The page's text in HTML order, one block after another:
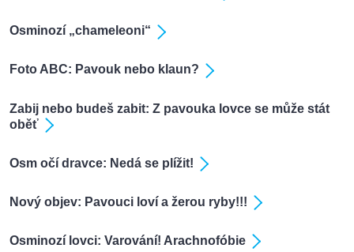
Osminozí „chameleoni“
Foto ABC: Pavouk nebo klaun?
Zabij nebo budeš zabit: Z pavouka lovce se může stát
oběť
Osm očí dravce: Nedá se plížit!
Nový objev: Pavouci loví a žerou ryby!!!
Osminozí lovci: Varování! Arachnofóbie